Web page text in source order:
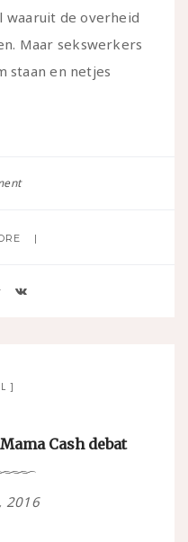
waaruit de overheid
Maar sekswerkers
staan en netjes
Cash debat
2016